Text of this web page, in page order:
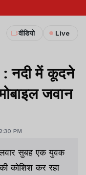
वीडियो Live
नदी में कूदने
जवान
PM
सुबह एक युवक
कोशिश कर रहा